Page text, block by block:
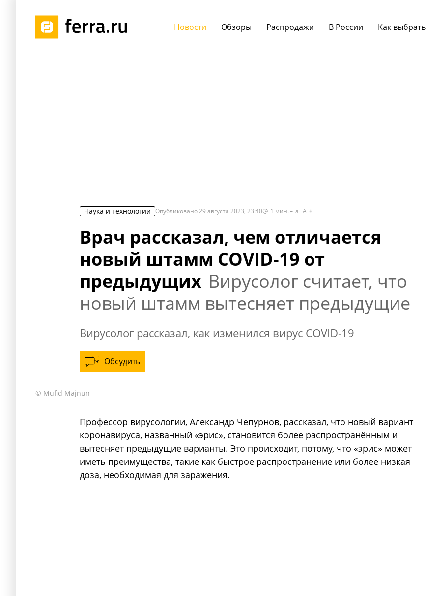
Новости Обзоры Распродажи В России Как выбрать
Наука и технологии Опубликовано29 августа 2023, 23:40 1 мин. a A
Врач рассказал, чем отличается
новый штамм COVID-19 от
предыдущих Вирусолог считает, что
новый штамм вытесняет предыдущие
Вирусолог рассказал, как изменился вирус COVID-19
Обсудить
© Mufid Majnun
Профессор вирусологии, Александр Чепурнов, рассказал, что новый вариант
коронавируса, названный «эрис», становится более распространённым и
вытесняет предыдущие варианты. Это происходит, потому, что «эрис» может
иметь преимущества, такие как быстрое распространение или более низкая
доза, необходимая для заражения.